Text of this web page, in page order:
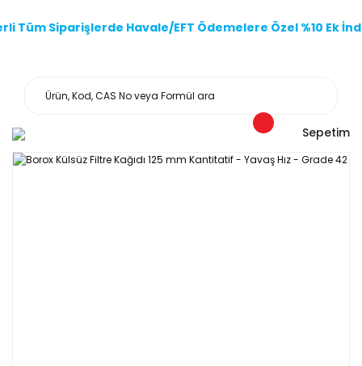
Tüm Siparişlerde Havale/EFT Ödemelere Özel %10 Ek
Sepetim